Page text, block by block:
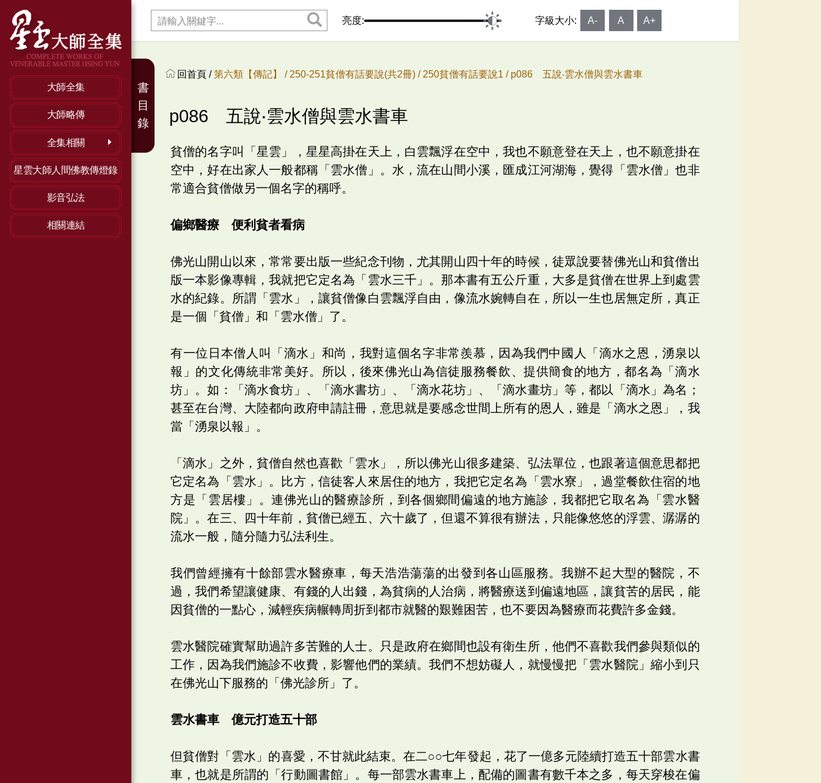
大師全集
大師略傳
全集相關
星雲大師人間佛教傳燈錄
影音弘法
相關連結
亮度: 字級大小: A- A A+
回首頁 /第六類【傳記】 / 250-251貧僧有話要說(共2冊) / 250貧僧有話要說1 / p086 五說‧雲水僧與雲水書車
p086 五說‧雲水僧與雲水書車
貧僧的名字叫「星雲」，星星高掛在天上，白雲飄浮在空中，我也不願意登在天上，也不願意掛在
空中，好在出家人一般都稱「雲水僧」。水，流在山間小溪，匯成江河湖海，覺得「雲水僧」也非
常適合貧僧做另一個名字的稱呼。
偏鄉醫療 便利貧者看病
佛光山開山以來，常常要出版一些紀念刊物，尤其開山四十年的時候，徒眾說要替佛光山和貧僧出
版一本影像專輯，我就把它定名為「雲水三千」。那本書有五公斤重，大多是貧僧在世界上到處雲
水的紀錄。所謂「雲水」，讓貧僧像白雲飄浮自由，像流水婉轉自在，所以一生也居無定所，真正
是一個「貧僧」和「雲水僧」了。
有一位日本僧人叫「滴水」和尚，我對這個名字非常羨慕，因為我們中國人「滴水之恩，湧泉以
報」的文化傳統非常美好。所以，後來佛光山為信徒服務餐飲、提供簡食的地方，都名為「滴水
坊」。如：「滴水食坊」、「滴水書坊」、「滴水花坊」、「滴水畫坊」等，都以「滴水」為名；
甚至在台灣、大陸都向政府申請註冊，意思就是要感念世間上所有的恩人，雖是「滴水之恩」，我
當「湧泉以報」。
「滴水」之外，貧僧自然也喜歡「雲水」，所以佛光山很多建築、弘法單位，也跟著這個意思都把
它定名為「雲水」。比方，信徒客人來居住的地方，我把它定名為「雲水寮」，過堂餐飲住宿的地
方是「雲居樓」。連佛光山的醫療診所，到各個鄉間偏遠的地方施診，我都把它取名為「雲水醫
院」。在三、四十年前，貧僧已經五、六十歲了，但還不算很有辦法，只能像悠悠的浮雲、潺潺的
流水一般，隨分隨力弘法利生。
我們曾經擁有十餘部雲水醫療車，每天浩浩蕩蕩的出發到各山區服務。我辦不起大型的醫院，不
過，我們希望讓健康、有錢的人出錢，為貧病的人治病，將醫療送到偏遠地區，讓貧苦的居民，能
因貧僧的一點心，減輕疾病輾轉周折到都市就醫的艱難困苦，也不要因為醫療而花費許多金錢。
雲水醫院確實幫助過許多苦難的人士。只是政府在鄉間也設有衛生所，他們不喜歡我們參與類似的
工作，因為我們施診不收費，影響他們的業績。我們不想妨礙人，就慢慢把「雲水醫院」縮小到只
在佛光山下服務的「佛光診所」了。
雲水書車 億元打造五十部
但貧僧對「雲水」的喜愛，不甘就此結束。在二○○七年發起，花了一億多元陸續打造五十部雲水書
車，也就是所謂的「行動圖書館」。每一部雲水書車上，配備的圖書有數千本之多，每天穿梭在偏
書
目
錄